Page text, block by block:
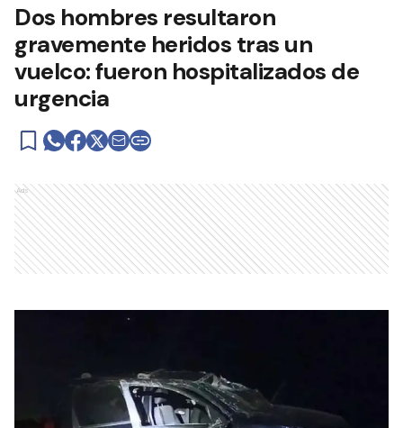
Dos hombres resultaron
gravemente heridos tras un
vuelco: fueron hospitalizados de
urgencia
Ads